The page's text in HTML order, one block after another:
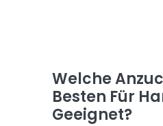
Welche
Besten Für
Geeignet?